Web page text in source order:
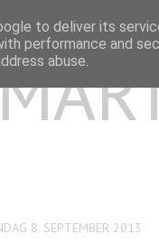
8. SEPTEMBER 2013
to deliver its
performance and
abuse.